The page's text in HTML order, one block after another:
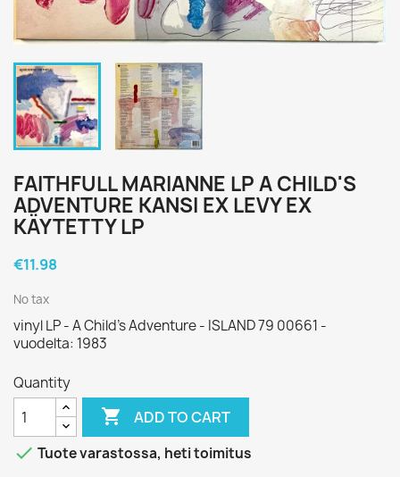
FAITHFULL MARIANNE LP A CHILD'S
ADVENTURE KANSI EX LEVY EX
KÄYTETTY LP
€11.98
No tax
vinyl LP - A Child's Adventure - ISLAND 79 00661 -
vuodelta: 1983
Quantity
 ADD TO CART
 Tuote varastossa, heti toimitus